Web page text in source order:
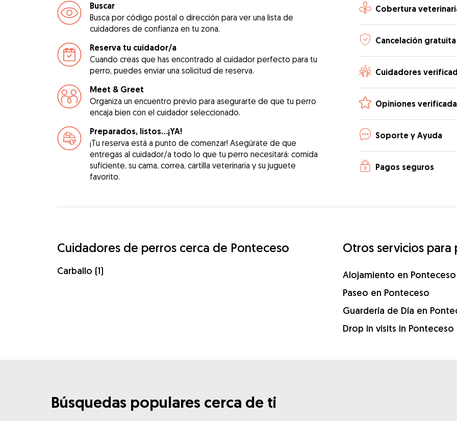
Buscar
Busca por código postal o dirección para ver una lista de
cuidadores de confianza en tu zona.
Reserva tu cuidador/a
Cuando creas que has encontrado al cuidador perfecto para tu
perro, puedes enviar una solicitud de reserva.
Meet & Greet
Organiza un encuentro previo para asegurarte de que tu perro
encaja bien con el cuidador seleccionado.
Preparados, listos...¡YA!
¡Tu reserva está a punto de comenzar! Asegúrate de que
entregas al cuidador/a todo lo que tu perro necesitará: comida
suficiente, su cama, correa, cartilla veterinaria y su juguete
favorito.
Cobertura
Cancelación gratuita
Cuidadores
Opiniones
Soporte y Ayuda
Pagos seguros
Cuidadores de perros cerca de Ponteceso
Carballo (1)
Otros servicios para
Alojamiento en Ponteceso
Paseo en Ponteceso
Guardería de Día en
Drop in visits in Ponteceso
Búsquedas populares cerca de ti